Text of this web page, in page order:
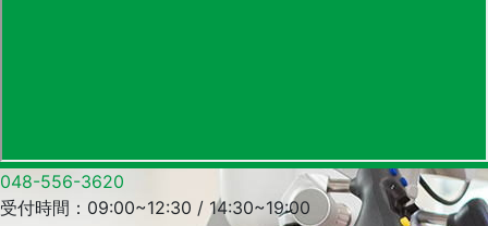
048-556-3620
受付時間：09:00~12:30 / 14:30~19:00